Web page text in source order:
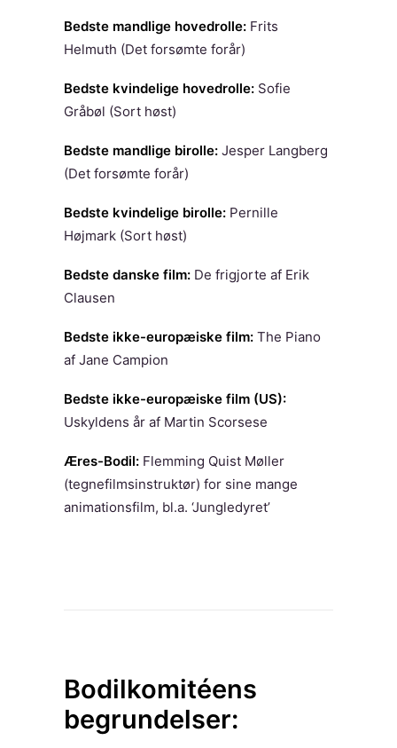
Bedste mandlige hovedrolle: Frits
Helmuth (Det forsømte forår)
Bedste kvindelige hovedrolle: Sofie
Gråbøl (Sort høst)
Bedste mandlige birolle: Jesper Langberg
(Det forsømte forår)
Bedste kvindelige birolle: Pernille
Højmark (Sort høst)
Bedste danske film: De frigjorte af Erik
Clausen
Bedste ikke-europæiske film: The Piano
af Jane Campion
Bedste ikke-europæiske film (US):
Uskyldens år af Martin Scorsese
Æres-Bodil: Flemming Quist Møller
(tegnefilmsinstruktør) for sine mange
animationsfilm, bl.a. ‘Jungledyret’
Bodilkomitéens
begrundelser: